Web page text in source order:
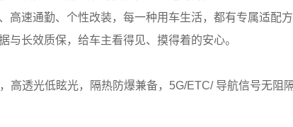
速通勤、个性改装，每一种用车生活，都有专属适配方
长效质保，给车主看得见、摸得着的安心。
高透光低眩光，隔热防爆兼备，5G/ETC/ 导航信号无